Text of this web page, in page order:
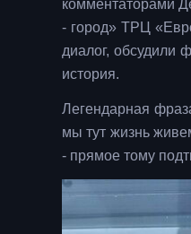
комментаторами
- город» ТРЦ
диалог, обсудили
история.
Легендарная
мы тут жизнь
- прямое тому